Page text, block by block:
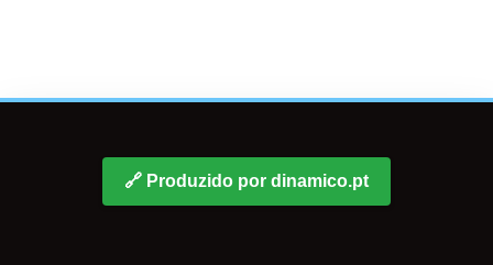
🔗 Produzido por dinamico.pt